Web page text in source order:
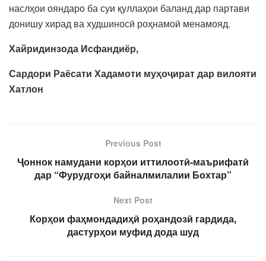
наслҳои ояндаро ба суи қуллаҳои баланд дар партави
донишу хирад ва худшиносӣ роҳнамоӣ менамояд.
Хайридинзода Исфандиёр,
Сардори Раёсати Хадамоти муҳоҷират дар вилояти
Хатлон
Previous Post
Ҷоннок намудани корҳои иттилоотӣ-маърифатӣ
дар “Фурудгоҳи байналмилалии Бохтар”
Next Post
Корҳои фаҳмондадиҳӣ роҳандозӣ гардида,
дастурҳои муфид дода шуд